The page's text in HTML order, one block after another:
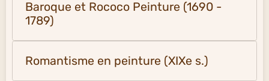
Baroque et Rococo Peinture (1690 -
1789)
Romantisme en peinture (XIXe s.)